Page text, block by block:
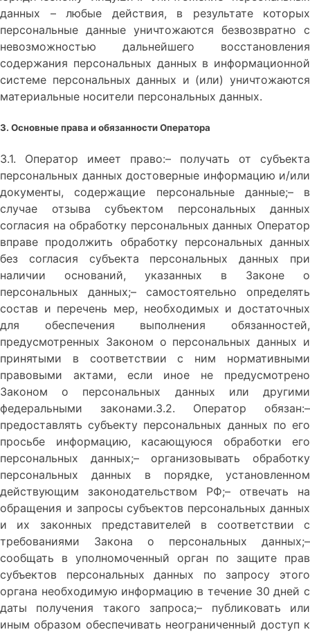
данных – любые действия, в результате которых
персональные данные уничтожаются безвозвратно с
невозможностью дальнейшего восстановления
содержания персональных данных в информационной
системе персональных данных и (или) уничтожаются
материальные носители персональных данных.
3. Основные права и обязанности Оператора
3.1. Оператор имеет право:– получать от субъекта
персональных данных достоверные информацию и/или
документы, содержащие персональные данные;– в
случае отзыва субъектом персональных данных
согласия на обработку персональных данных Оператор
вправе продолжить обработку персональных данных
без согласия субъекта персональных данных при
наличии оснований, указанных в Законе о
персональных данных;– самостоятельно определять
состав и перечень мер, необходимых и достаточных
для обеспечения выполнения обязанностей,
предусмотренных Законом о персональных данных и
принятыми в соответствии с ним нормативными
правовыми актами, если иное не предусмотрено
Законом о персональных данных или другими
федеральными законами.3.2. Оператор обязан:–
предоставлять субъекту персональных данных по его
просьбе информацию, касающуюся обработки его
персональных данных;– организовывать обработку
персональных данных в порядке, установленном
действующим законодательством РФ;– отвечать на
обращения и запросы субъектов персональных данных
и их законных представителей в соответствии с
требованиями Закона о персональных данных;–
сообщать в уполномоченный орган по защите прав
субъектов персональных данных по запросу этого
органа необходимую информацию в течение 30 дней с
даты получения такого запроса;– публиковать или
иным образом обеспечивать неограниченный доступ к